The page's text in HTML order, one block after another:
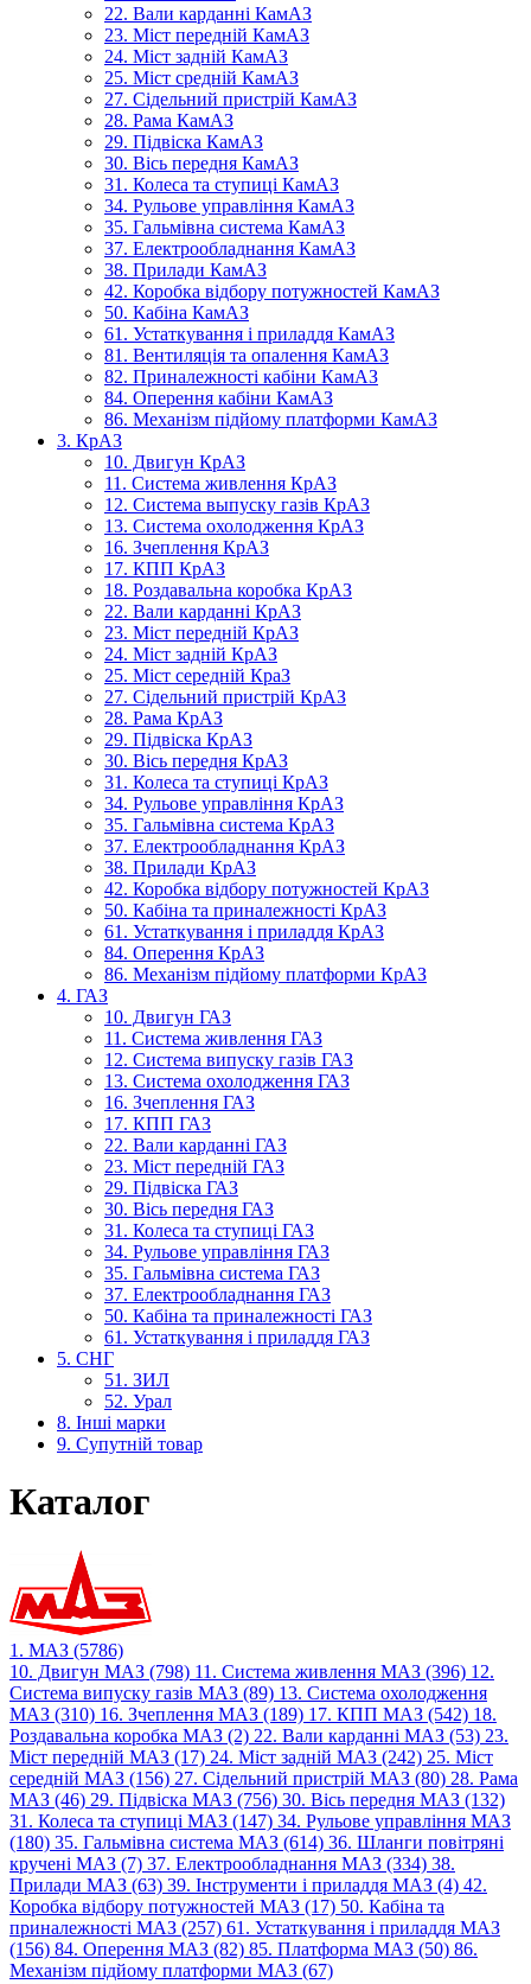
22. Вали карданні КамАЗ
23. Міст передній КамАЗ
24. Міст задній КамАЗ
25. Міст средній КамАЗ
27. Сідельний пристрій КамАЗ
28. Рама КамАЗ
29. Підвіска КамАЗ
30. Вісь передня КамАЗ
31. Колеса та ступиці КамАЗ
34. Рульове управління КамАЗ
35. Гальмівна система КамАЗ
37. Електрообладнання КамАЗ
38. Прилади КамАЗ
42. Коробка відбору потужностей КамАЗ
50. Кабіна КамАЗ
61. Устаткування і приладдя КамАЗ
81. Вентиляція та опалення КамАЗ
82. Приналежності кабіни КамАЗ
84. Оперення кабіни КамАЗ
86. Механізм підйому платформи КамАЗ
3. КрАЗ
10. Двигун КрАЗ
11. Система живлення КрАЗ
12. Система выпуску газів КрАЗ
13. Система охолодження КрАЗ
16. Зчеплення КрАЗ
17. КПП КрАЗ
18. Роздавальна коробка КрАЗ
22. Вали карданні КрАЗ
23. Міст передній КрАЗ
24. Міст задній КрАЗ
25. Міст середній КраЗ
27. Сідельний пристрій КрАЗ
28. Рама КрАЗ
29. Підвіска КрАЗ
30. Вісь передня КрАЗ
31. Колеса та ступиці КрАЗ
34. Рульове управління КрАЗ
35. Гальмівна система КрАЗ
37. Електрообладнання КрАЗ
38. Прилади КрАЗ
42. Коробка відбору потужностей КрАЗ
50. Кабіна та приналежності КрАЗ
61. Устаткування і приладдя КрАЗ
84. Оперення КрАЗ
86. Механізм підйому платформи КрАЗ
4. ГАЗ
10. Двигун ГАЗ
11. Система живлення ГАЗ
12. Система випуску газів ГАЗ
13. Система охолодження ГАЗ
16. Зчеплення ГАЗ
17. КПП ГАЗ
22. Вали карданні ГАЗ
23. Міст передній ГАЗ
29. Підвіска ГАЗ
30. Вісь передня ГАЗ
31. Колеса та ступиці ГАЗ
34. Рульове управління ГАЗ
35. Гальмівна система ГАЗ
37. Електрообладнання ГАЗ
50. Кабіна та приналежності ГАЗ
61. Устаткування і приладдя ГАЗ
5. СНГ
51. ЗИЛ
52. Урал
8. Інші марки
9. Супутній товар
Каталог
1. МАЗ (5786)
10. Двигун МАЗ (798) 11. Система живлення МАЗ (396) 12.
Система випуску газів МАЗ (89) 13. Система охолодження
МАЗ (310) 16. Зчеплення МАЗ (189) 17. КПП МАЗ (542) 18.
Роздавальна коробка МАЗ (2) 22. Вали карданні МАЗ (53) 23.
Міст передній МАЗ (17) 24. Міст задній МАЗ (242) 25. Міст
середній МАЗ (156) 27. Сідельний пристрій МАЗ (80) 28. Рама
МАЗ (46) 29. Підвіска МАЗ (756) 30. Вісь передня МАЗ (132)
31. Колеса та ступиці МАЗ (147) 34. Рульове управління МАЗ
(180) 35. Гальмівна система МАЗ (614) 36. Шланги повітряні
кручені МАЗ (7) 37. Електрообладнання МАЗ (334) 38.
Прилади МАЗ (63) 39. Інструменти і приладдя МАЗ (4) 42.
Коробка відбору потужностей МАЗ (17) 50. Кабіна та
приналежності МАЗ (257) 61. Устаткування і приладдя МАЗ
(156) 84. Оперення МАЗ (82) 85. Платформа МАЗ (50) 86.
Механізм підйому платформи МАЗ (67)